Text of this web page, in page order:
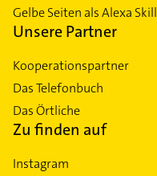
Gelbe Seiten als Alexa Skill
Unsere Partner
Kooperationspartner
Das Telefonbuch
Das Örtliche
Zu finden auf
Instagram